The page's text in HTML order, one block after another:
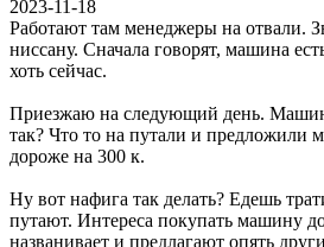
2023-11-18
Работают там менеджеры на отвали.
ниссану. Сначала говорят, машина
хоть сейчас.
Приезжаю на следующий день.
так? Что то на путали и предложили
дороже на 300 к.
Ну вот нафига так делать? Едешь
путают. Интереса покупать машину
названивает и предлагают опять